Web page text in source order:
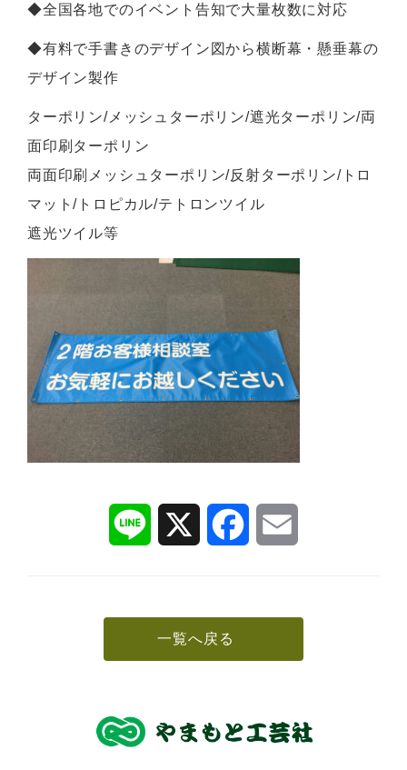
◆全国各地でのイベント告知で大量枚数に対応
◆有料で手書きのデザイン図から横断幕・懸垂幕の
デザイン製作
ターポリン/メッシュターポリン/遮光ターポリン/両
面印刷ターポリン
両面印刷メッシュターポリン/反射ターポリン/トロ
マット/トロピカル/テトロンツイル
遮光ツイル等
L
n
X
F
c
一覧へ戻る